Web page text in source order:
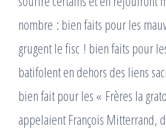
nombre : bien faits pour les
grugent le fisc ! bien faits pour
batifolent en dehors des liens
bien fait pour les « Frères la
appelaient François Mitterrand,